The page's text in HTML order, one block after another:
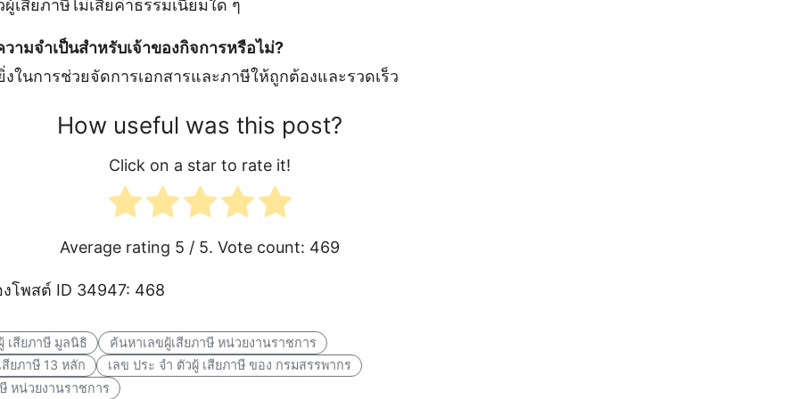
เสียภาษีไม่เสียค่าธรรมเนียมใด ๆ
ามจำเป็นสำหรับเจ้าของกิจการหรือไม่?
ในการช่วยจัดการเอกสารและภาษีให้ถูกต้องและรวดเร็ว
How useful was this post?
Click on a star to rate it!
Average rating 5 / 5. Vote count: 469
โพสต์ ID 34947: 468
เสียภาษี มูลนิธิ
ค้นหาเลขผู้เสียภาษี หน่วยงานราชการ
สียภาษี 13 หลัก
เลข ประ จํา ตัวผู้ เสียภาษี ของ กรมสรรพากร
หน่วยงานราชการ